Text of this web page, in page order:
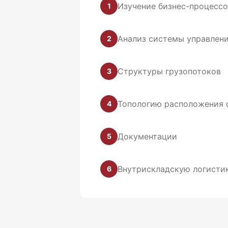
1 Изучение бизнес-
2 Анализ системы
3 Структуры грузопотоков
4 Топологию расположения
5 Документации
6 Внутрискладскую